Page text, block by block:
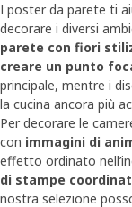
I poster da parete ti
decorare i diversi
parete con fiori
creare un punto
principale, mentre i
la cucina ancora più
Per decorare le
con immagini di
effetto ordinato
di stampe
nostra selezione